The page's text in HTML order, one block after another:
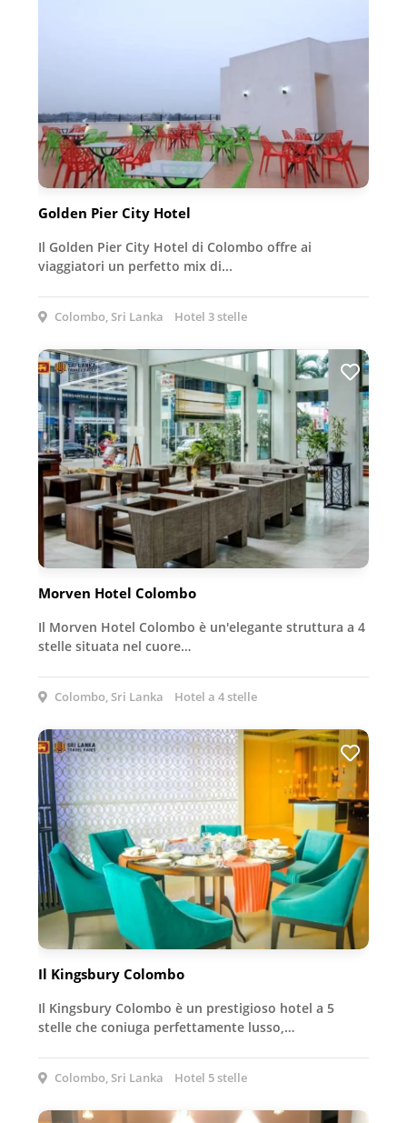
Golden Pier City Hotel
Il Golden Pier City Hotel di Colombo offre ai
viaggiatori un perfetto mix di...
Colombo, Sri Lanka Hotel 3 stelle
Morven Hotel Colombo
Il Morven Hotel Colombo è un'elegante struttura a 4
stelle situata nel cuore…
Colombo, Sri Lanka Hotel a 4 stelle
Il Kingsbury Colombo
Il Kingsbury Colombo è un prestigioso hotel a 5
stelle che coniuga perfettamente lusso,…
Colombo, Sri Lanka Hotel 5 stelle